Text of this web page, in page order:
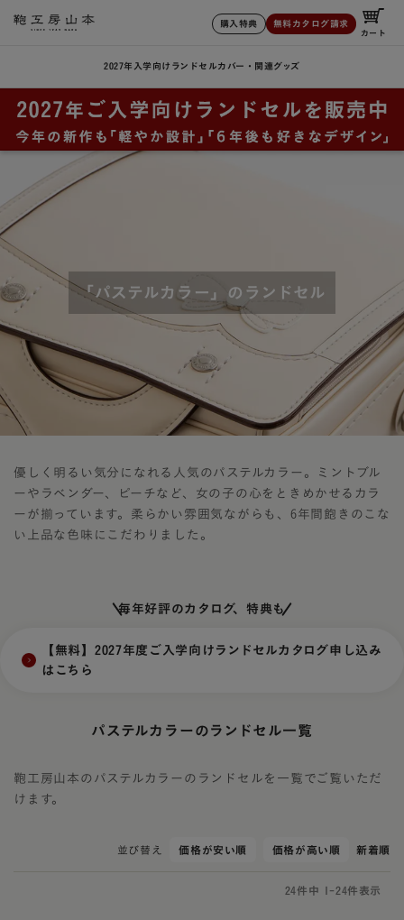
購入特典 無料カタログ請求
カート
2027年入学向けランドセル カバー・関連グッズ
「パステルカラー」のランドセル
優しく明るい気分になれる人気のパステルカラー。ミントブル
ーやラベンダー、ピーチなど、女の子の心をときめかせるカラ
ーが揃っています。柔らかい雰囲気ながらも、6年間飽きのこな
い上品な色味にこだわりました。
毎年好評のカタログ、特典も
【無料】2027年度ご入学向けランドセルカタログ申し込み
はこちら
パステルカラーのランドセル一覧
鞄工房山本のパステルカラーのランドセルを一覧でご覧いただ
けます。
並び替え 価格が安い順 価格が高い順 新着順
24件中 1 - 24件表示